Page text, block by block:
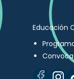
Educación